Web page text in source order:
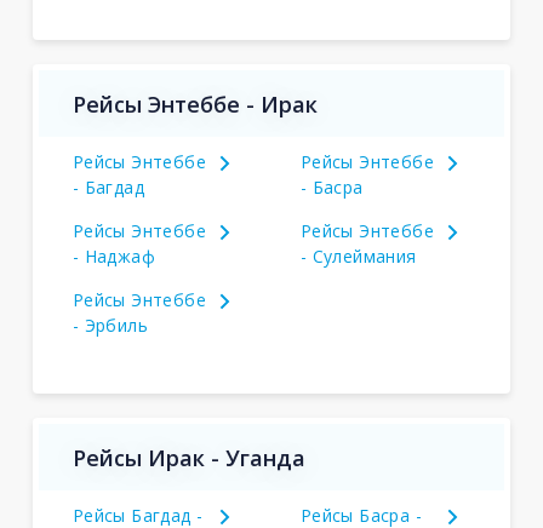
Рейсы Энтеббе - Ирак
Рейсы Энтеббе
- Багдад
Рейсы Энтеббе
- Басра
Рейсы Энтеббе
- Наджаф
Рейсы Энтеббе
- Сулеймания
Рейсы Энтеббе
- Эрбиль
Рейсы Ирак - Уганда
Рейсы Багдад -
Рейсы Басра -